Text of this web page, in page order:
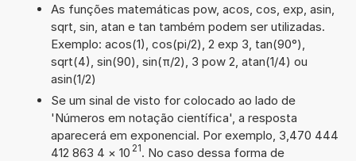
As funções matemáticas pow, acos, cos, exp, asin,
sqrt, sin, atan e tan também podem ser utilizadas.
Exemplo: acos(1), cos(pi/2), 2 exp 3, tan(90°),
sqrt(4), sin(90), sin(π/2), 3 pow 2, atan(1/4) ou
asin(1/2)
Se um sinal de visto for colocado ao lado de
'Números em notação científica', a resposta
aparecerá em exponencial. Por exemplo, 3,470 444
412 863 4 × 10 21. No caso dessa forma de